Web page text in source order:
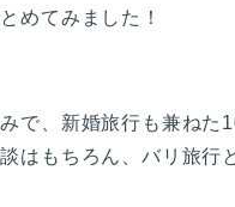
めてみました！
で、新婚旅行も兼ねた
はもちろん、バリ旅行